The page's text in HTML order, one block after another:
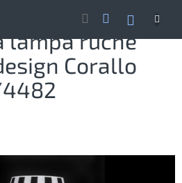
lampa ručně
Corallo
4482